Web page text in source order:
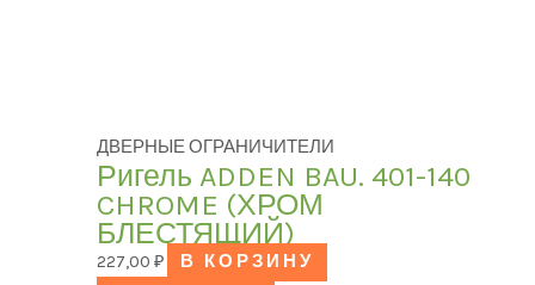
ДВЕРНЫЕ ОГРАНИЧИТЕЛИ
Ригель ADDEN BAU. 401-140
CHROME (ХРОМ
БЛЕСТЯЩИЙ)
227,00 ₽
В КОРЗИНУ